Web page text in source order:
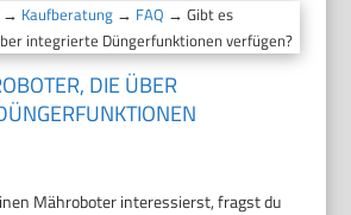
→ Kaufberatung → FAQ → Gibt es
integrierte Düngerfunktionen verfügen?
DIE ÜBER
Mähroboter interessierst, fragst du